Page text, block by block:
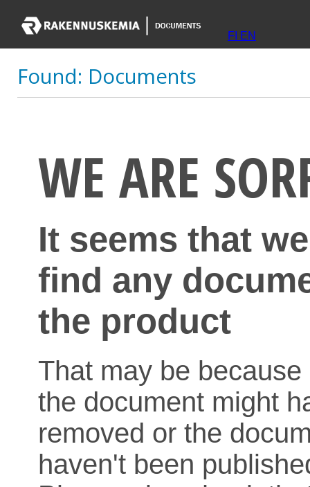
FI EN
Found: Documents
WE ARE
It seems that
find any
the product
That may be because
the document might
removed or the
haven't been